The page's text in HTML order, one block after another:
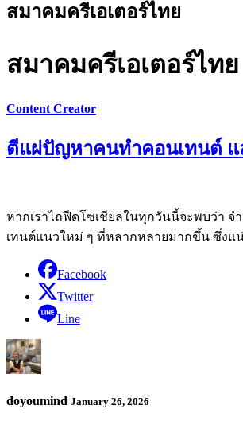
สมาคมครีเอเตอร์ไทย
สมาคมครีเอเตอร์ไทย
Content Creator
ตีแผ่ปัญหาคนทำคอนเทนต์ แ
หากเราไถฟีดโซเชียลในทุกวันนี้จะพบว่า
เทนต์แนวใหม่ ๆ ที่หลากหลายมากขึ้น ซึ่งแน่
Facebook
Twitter
Line
doyoumind January 26, 2026